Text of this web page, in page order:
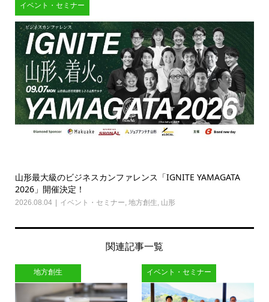
イベント・セミナー
山形最大級のビジネスカンファレンス「IGNITE YAMAGATA
2026」開催決定！
2026.08.04 イベント・セミナー, 地方創生, 山形
関連記事一覧
地方創生 イベント・セミナー